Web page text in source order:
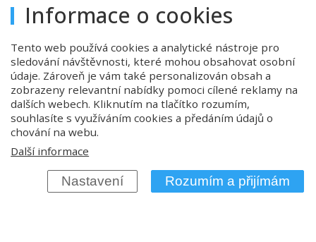
Ubytování
Konferenční prostory
Stravování
Ceník
Důležité informace
Cookies
Informace o cookies
Tento web používá cookies a analytické nástroje pro
sledování návštěvnosti, které mohou obsahovat osobní
údaje. Zároveň je vám také personalizován obsah a
zobrazeny relevantní nabídky pomoci cílené reklamy na
dalších webech. Kliknutím na tlačítko rozumím,
souhlasíte s využíváním cookies a předáním údajů o
chování na webu.
Další informace
Nastavení Rozumím a přijímám